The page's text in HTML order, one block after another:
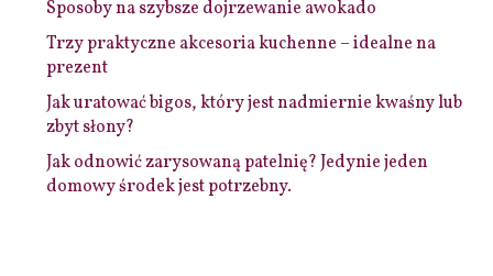
Sposoby na szybsze dojrzewanie awokado
Trzy praktyczne akcesoria kuchenne – idealne na
prezent
Jak uratować bigos, który jest nadmiernie kwaśny lub
zbyt słony?
Jak odnowić zarysowaną patelnię? Jedynie jeden
domowy środek jest potrzebny.